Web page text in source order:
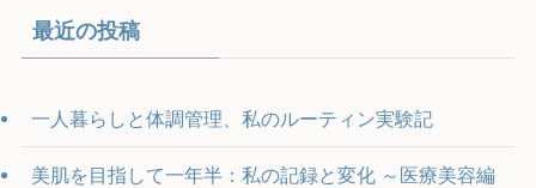
最近の投稿
一人暮らしと体調管理、私のルーティン実験記
美肌を目指して一年半：私の記録と変化 ～医療美容編